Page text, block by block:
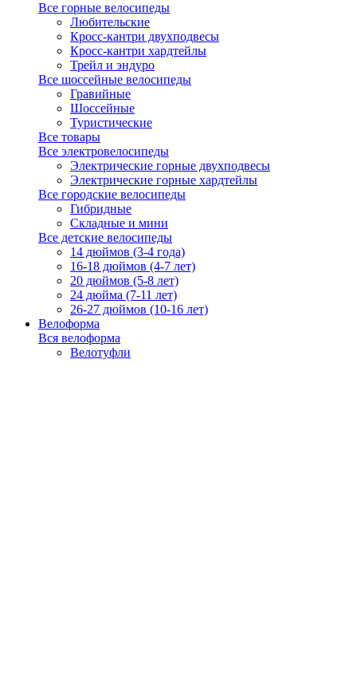
Все горные велосипеды
Любительские
Кросс-кантри двухподвесы
Кросс-кантри хардтейлы
Трейл и эндуро
Все шоссейные велосипеды
Гравийные
Шоссейные
Туристические
Все товары
Все электровелосипеды
Электрические горные двухподвесы
Электрические горные хардтейлы
Все городские велосипеды
Гибридные
Складные и мини
Все детские велосипеды
14 дюймов (3-4 года)
16-18 дюймов (4-7 лет)
20 дюймов (5-8 лет)
24 дюйма (7-11 лет)
26-27 дюймов (10-16 лет)
Велоформа
Вся велоформа
Велотуфли